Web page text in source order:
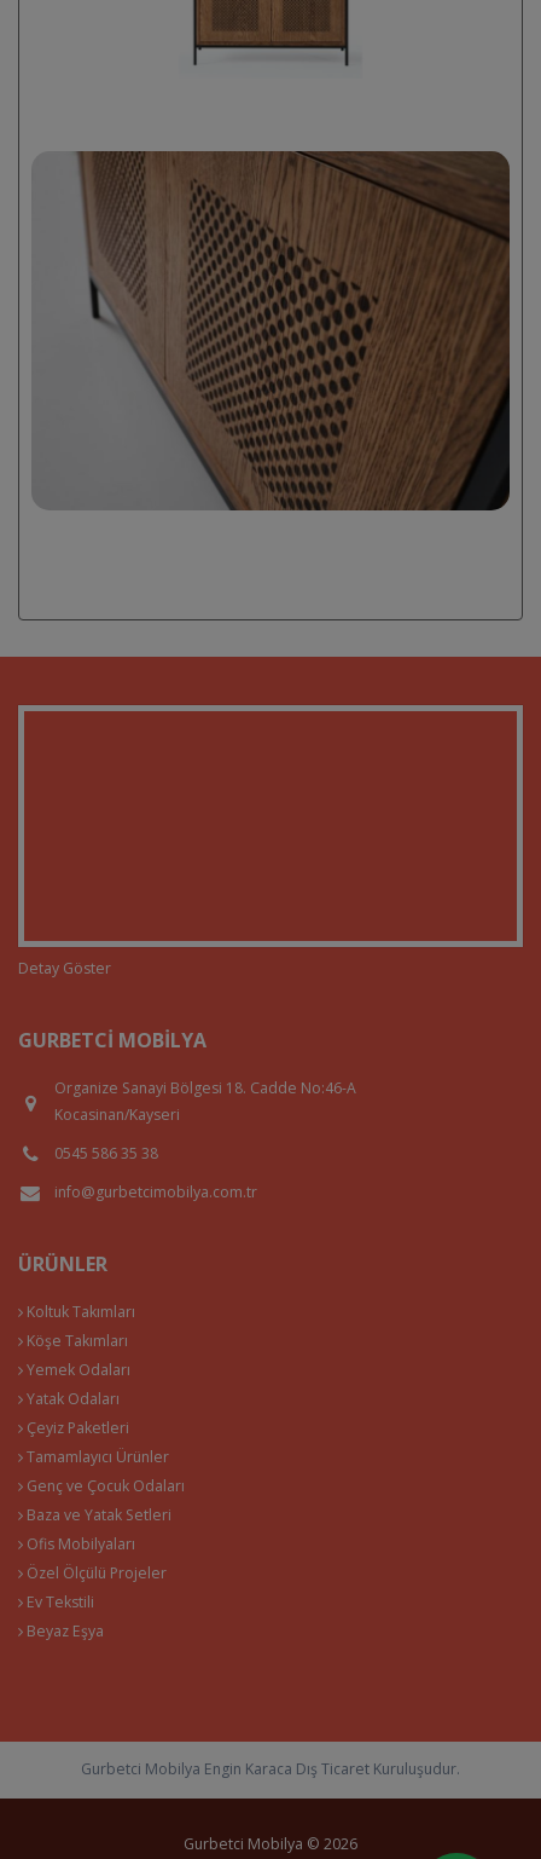
Detay Göster
GURBETCI MOBILYA
Organize Sanayi Bölgesi 18. Cadde No:46-A
Kocasinan/Kayseri
0545 586 35 38
info@gurbetcimobilya.com.tr
ÜRÜNLER
Koltuk Takımları
Köşe Takımları
Yemek Odaları
Yatak Odaları
Çeyiz Paketleri
Tamamlayıcı Ürünler
Genç ve Çocuk Odaları
Baza ve Yatak Setleri
Ofis Mobilyaları
Özel Ölçülü Projeler
Ev Tekstili
Beyaz Eşya
Gurbetci Mobilya Engin Karaca Dış Ticaret Kuruluşudur.
Gurbetci Mobilya © 2026